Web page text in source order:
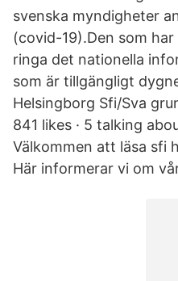
svenska myndigheter
(covid-19).Den som
ringa det nationella
som är tillgängligt
Helsingborg Sfi/Sva
841 likes · 5 talking
Välkommen att läsa sfi
Här informerar vi om